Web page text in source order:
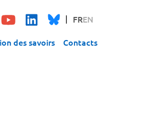
FREN
des savoirs Contacts